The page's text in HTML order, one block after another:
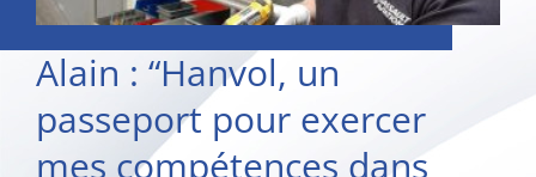
Alain : “Hanvol, un
passeport pour exercer
mes compétences dans